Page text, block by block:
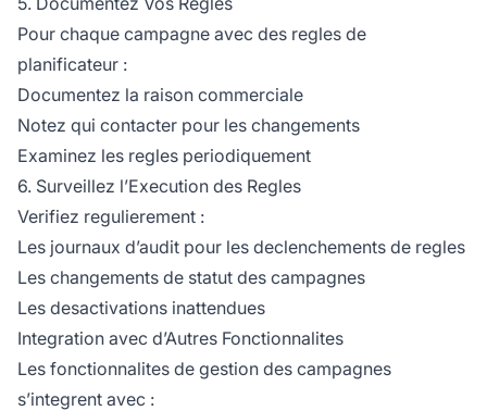
Pour chaque campagne avec des regles de
planificateur :
Documentez la raison commerciale
Notez qui contacter pour les changements
Examinez les regles periodiquement
6. Surveillez l’Execution des Regles
Verifiez regulierement :
Les journaux d’audit pour les declenchements de regles
Les changements de statut des campagnes
Les desactivations inattendues
Integration avec d’Autres Fonctionnalites
Les fonctionnalites de gestion des campagnes
s’integrent avec :